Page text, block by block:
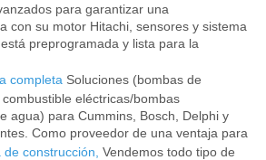
Panel de tablas de controlador 7835-26-1009 Controlador de bomba excavadora ECU 7835261009 CDI 50 CC Euro4 + Unidad de control de la ECU del controlador para PC220LC-7 PC210LC-7
para garantizar una
con su motor Hitachi, sensores y sistema
preprogramada y lista para la
completa Soluciones (bombas de
eléctricas/bombas
agua) para Cummins, Bosch, Delphi y
Como proveedor de una ventaja para
de construcción Vendemos todo tipo de